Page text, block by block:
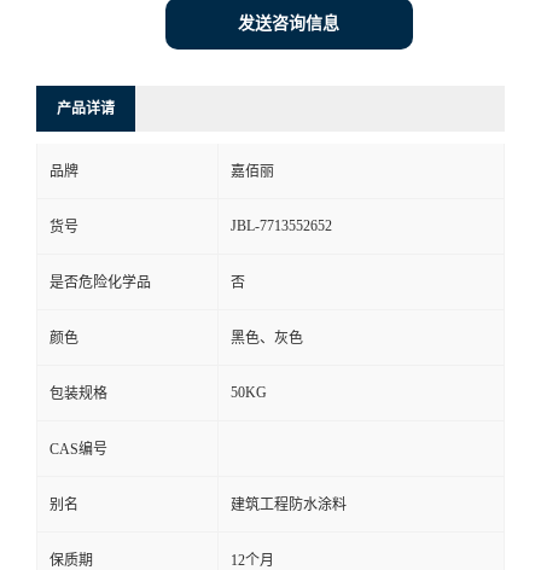
发送咨询信息
产品详请
品牌 嘉佰丽
货号 JBL-7713552652
是否危险化学品 否
颜色 黑色、灰色
包装规格 50KG
CAS编号
别名 建筑工程防水涂料
保质期 12个月